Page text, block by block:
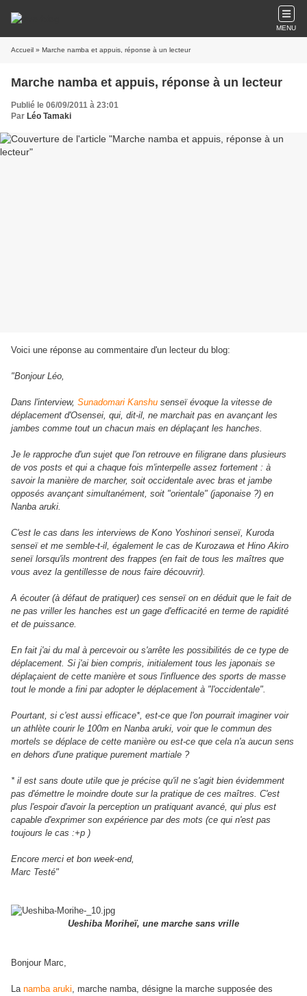
MENU
Accueil » Marche namba et appuis, réponse à un lecteur
Marche namba et appuis, réponse à un lecteur
Publié le 06/09/2011 à 23:01
Par Léo Tamaki
Voici une réponse au commentaire d'un lecteur du blog:
"Bonjour Léo,
Dans l'interview, Sunadomari Kanshu senseï évoque la vitesse de
déplacement d'Osensei, qui, dit-il, ne marchait pas en avançant les
jambes comme tout un chacun mais en déplaçant les hanches.
Je le rapproche d'un sujet que l'on retrouve en filigrane dans plusieurs
de vos posts et qui a chaque fois m'interpelle assez fortement : à
savoir la manière de marcher, soit occidentale avec bras et jambe
opposés avançant simultanément, soit "orientale" (japonaise ?) en
Nanba aruki.
C'est le cas dans les interviews de Kono Yoshinori senseï, Kuroda
senseï et me semble-t-il, également le cas de Kurozawa et Hino Akiro
seneï lorsqu'ils montrent des frappes (en fait de tous les maîtres que
vous avez la gentillesse de nous faire découvrir).
A écouter (à défaut de pratiquer) ces senseï on en déduit que le fait de
ne pas vriller les hanches est un gage d'efficacité en terme de rapidité
et de puissance.
En fait j'ai du mal à percevoir ou s'arrête les possibilités de ce type de
déplacement. Si j'ai bien compris, initialement tous les japonais se
déplaçaient de cette manière et sous l'influence des sports de masse
tout le monde a fini par adopter le déplacement à "l'occidentale".
Pourtant, si c'est aussi efficace*, est-ce que l'on pourrait imaginer voir
un athlète courir le 100m en Nanba aruki, voir que le commun des
mortels se déplace de cette manière ou est-ce que cela n'a aucun sens
en dehors d'une pratique purement martiale ?
* il est sans doute utile que je précise qu'il ne s'agit bien évidemment
pas d'émettre le moindre doute sur la pratique de ces maîtres. C'est
plus l'espoir d'avoir la perception un pratiquant avancé, qui plus est
capable d'exprimer son expérience par des mots (ce qui n'est pas
toujours le cas :+p )
Encore merci et bon week-end,
Marc Testé"
Ueshiba Moriheï, une marche sans vrille
Bonjour Marc,
La namba aruki, marche namba, désigne la marche supposée des